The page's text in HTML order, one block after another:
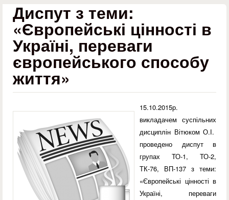
Диспут з теми:
«Європейські цінності в
Україні, переваги
європейського способу
життя»
15.10.2015р.
викладачем суспільних
дисциплін Вітюком О.І.
проведено диспут в
групах ТО-1, ТО-2,
ТК-76, ВП-137 з теми:
«Європейські цінності в
Україні, переваги